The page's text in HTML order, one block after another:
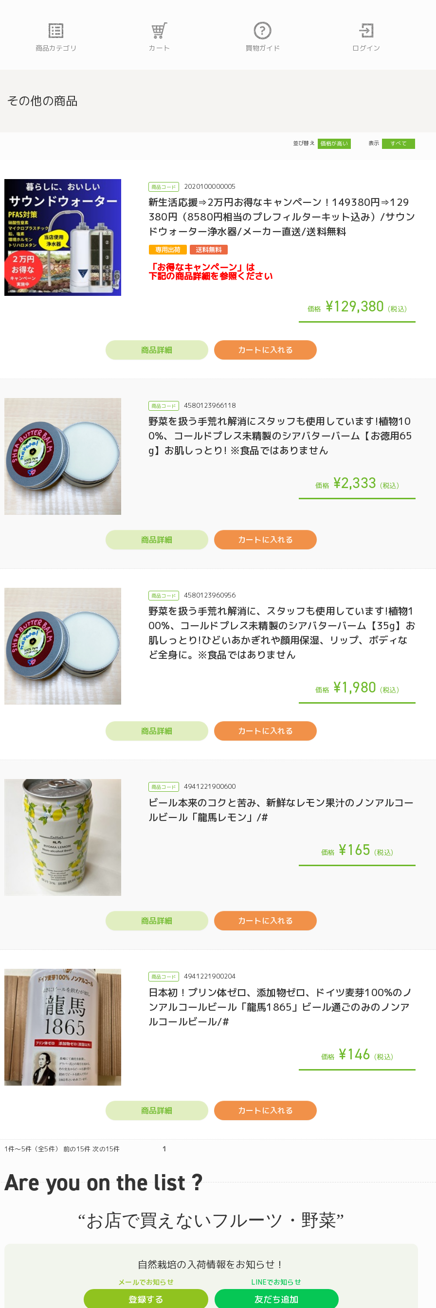
店ハミングバード
商品カテゴリ カート 買物ガイド ログイン
その他の商品
並び替え 価格が高い 表示 すべて
2020100000005
新生活応援⇒2万円お得なキャンペーン！149380円⇒129
380円（8580円相当のプレフィルターキット込み）/サウン
ドウォーター浄水器/メーカー直送/送料無料
「お得なキャンペーン」は
下記の商品詳細を参照ください
価格 ¥129,380 (税込)
商品詳細 カートに入れる
4580123966118
野菜を扱う手荒れ解消にスタッフも使用しています!植物10
0%、コールドプレス未精製のシアバターバーム【お徳用65
g】お肌しっとり! ※食品ではありません
価格 ¥2,333 (税込)
商品詳細 カートに入れる
4580123960956
野菜を扱う手荒れ解消に、スタッフも使用しています!植物1
00%、コールドプレス未精製のシアバターバーム【35g】お
肌しっとり!ひどいあかぎれや顔用保湿、リップ、ボディな
ど全身に。※食品ではありません
価格 ¥1,980 (税込)
商品詳細 カートに入れる
4941221900600
ビール本来のコクと苦み、新鮮なレモン果汁のノンアルコー
ルビール「龍馬レモン」/#
価格 ¥165 (税込)
商品詳細 カートに入れる
4941221900204
日本初！プリン体ゼロ、添加物ゼロ、ドイツ麦芽100%のノ
ンアルコールビール「龍馬1865」ビール通ごのみのノンア
ルコールビール/#
価格 ¥146 (税込)
商品詳細 カートに入れる
1件～5件（全5件） 前の15件 次の15件 1
Are you on the list ?
“お店で買えないフルーツ・野菜”
登録する 友だち追加